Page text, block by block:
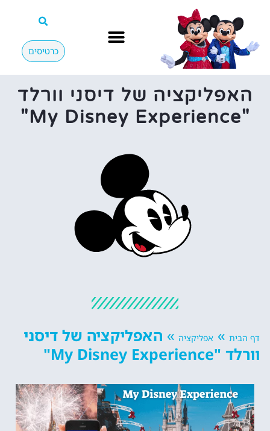
כרטיסים
האפליקציה של דיסני וורלד
"My Disney Experience"
דף הבית » אפליקציה » האפליקציה של דיסני
וורלד "My Disney Experience"